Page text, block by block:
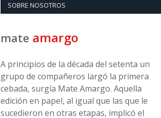
SOBRE NOSOTROS
mate amargo
A principios de la década del setenta un
grupo de compañeros largó la primera
cebada, surgía Mate Amargo. Aquella
edición en papel, al igual que las que le
sucedieron en otras etapas, implicó el